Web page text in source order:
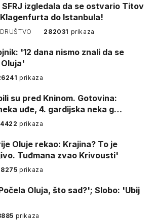
SFRJ izgledala da se ostvario Titov
do Istanbula!
282031 prikaza
'12 dana nismo znali da se
prikaza
Gotovina:
uđe, 4. gardijska neka g…
prikaza
Oluje rekao: Krajina? To je
Tuđmana zvao Krivousti'
prikaza
Oluja, što sad?'; Slobo: 'Ubij
prikaza